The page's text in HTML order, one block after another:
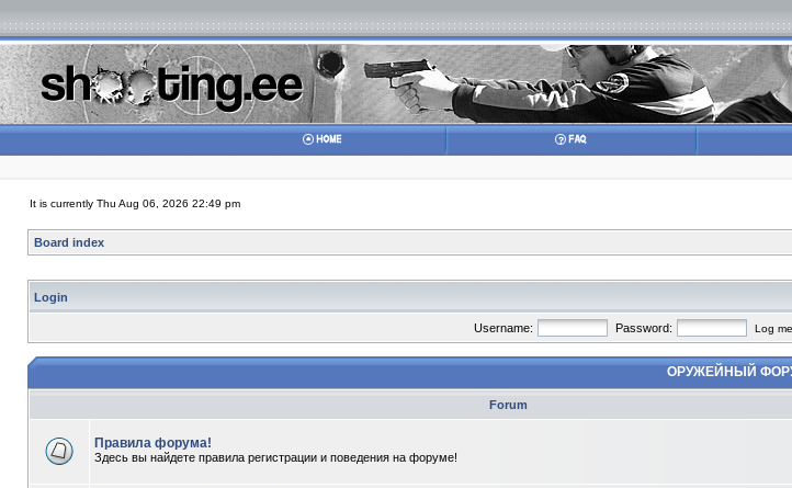
It is currently Thu Aug 06, 2026 22:49 pm
Board index
Login
Username: Password: Log
ОРУЖЕЙНЫЙ
Forum
Правила форума!
Здесь вы найдете правила регистрации и поведения на форуме!